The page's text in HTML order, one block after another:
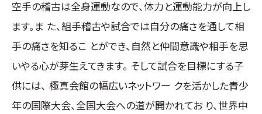
空手の稽古は全身運動なので、体力と運動能力が向上し
ます。ま た、組手稽古や試合では自分の痛さを通して相
手の痛さを知るこ とができ、自然と仲間意識や相手を思
いやる心が芽生えてきます。 そして試合を目標にする子
供には、 極真会館の幅広いネットワー クを活かした青少
年の国際大会、全国大会への道が開かれてお り、世界中